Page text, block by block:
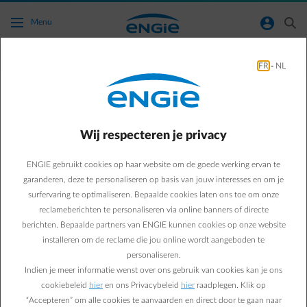
Ga naar de hoofdinhoud
Menu normal-account-circle search
Publiek laden
Even bijladen onderweg, op vakantie of wanneer
laadpunten zit je nooit zonder elektriciteit. Maar
de prijzen om te laden zijn niet altijd even
duidelijk. Daarom adviseert ENGIE het publiek
laden met de D'Ieteren laadpas of via het eigen
ENGIE Vianeo-netwerk.
FR - NL
Wij respecteren je privacy
ENGIE gebruikt cookies op haar website om de goede werking ervan te
garanderen, deze te personaliseren op basis van jouw interesses en om je
surfervaring te optimaliseren. Bepaalde cookies laten ons toe om onze
reclameberichten te personaliseren via online banners of directe
berichten. Bepaalde partners van ENGIE kunnen cookies op onze website
installeren om de reclame die jou online wordt aangeboden te
personaliseren.
Indien je meer informatie wenst over ons gebruik van cookies kan je ons
cookiebeleid hier en ons Privacybeleid hier raadplegen. Klik op
“Accepteren” om alle cookies te aanvaarden en direct door te gaan naar